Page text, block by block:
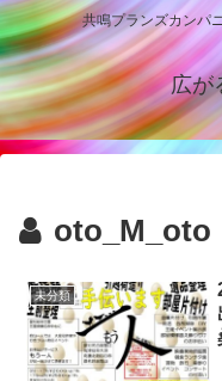
共鳴プランズカンパ
広が
oto_M_oto
未分類